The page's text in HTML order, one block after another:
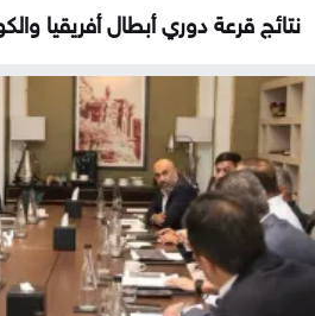
نتائج قرعة دوري أبطال أفريقيا